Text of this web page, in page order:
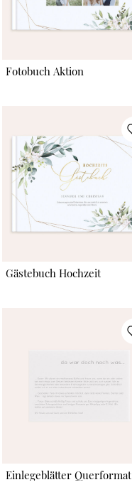
Fotobuch Aktion
Gästebuch Hochzeit
Einlegeblätter Querformat